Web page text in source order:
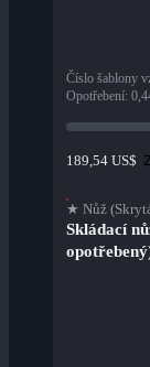
Číslo šablony
Opotřebení:
189,54 US$
★ Nůž
Skládací